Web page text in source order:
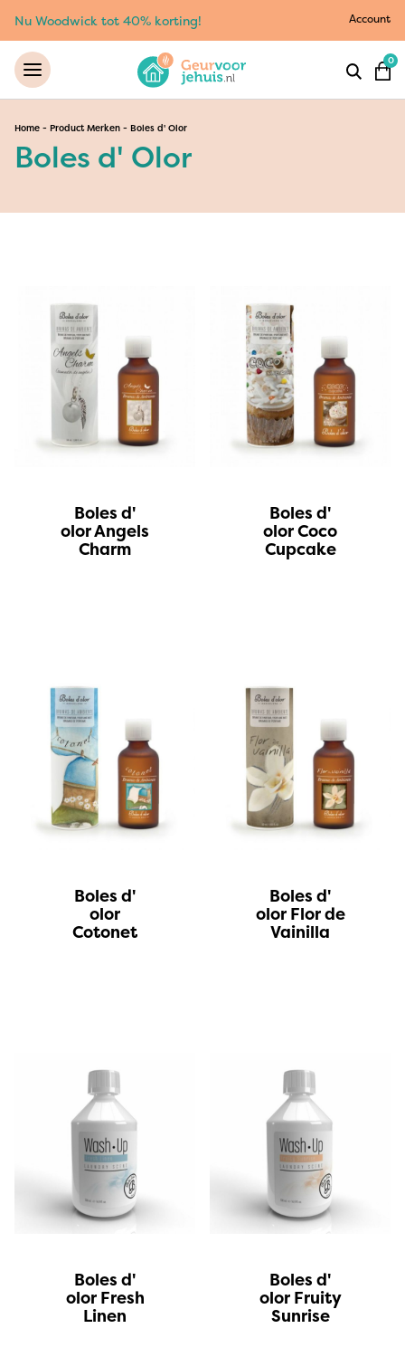
Nu Woodwick tot 40% korting! Account
0
Home - Product Merken - Boles d' Olor
Boles d' Olor
Boles d'
olor Angels
Charm
Boles d'
olor Coco
Cupcake
Boles d'
olor
Cotonet
Boles d'
olor Flor de
Vainilla
Boles d'
olor Fresh
Linen
Boles d'
olor Fruity
Sunrise